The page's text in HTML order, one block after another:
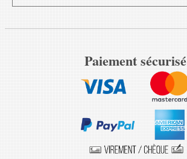
Paiement sécurisé